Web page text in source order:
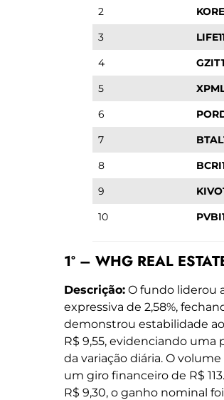
2
3
4
5
6
7
8
9
10
1º – WHG REAL
Descrição: O fundo liderou
expressiva de 2,58%,
demonstrou estabilidade
R$ 9,55, evidenciando
da variação diária. O
um giro financeiro de R$
R$ 9,30, o ganho nominal